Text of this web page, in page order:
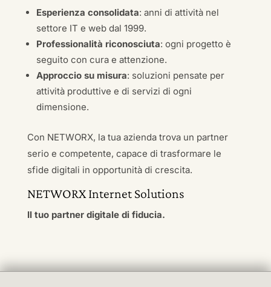
Esperienza consolidata: anni di attività nel
settore IT e web dal 1999.
Professionalità riconosciuta: ogni progetto è
seguito con cura e attenzione.
Approccio su misura: soluzioni pensate per
attività produttive e di servizi di ogni
dimensione.
Con NETWORX, la tua azienda trova un partner
serio e competente, capace di trasformare le
sfide digitali in opportunità di crescita.
NETWORX Internet Solutions
Il tuo partner digitale di fiducia.